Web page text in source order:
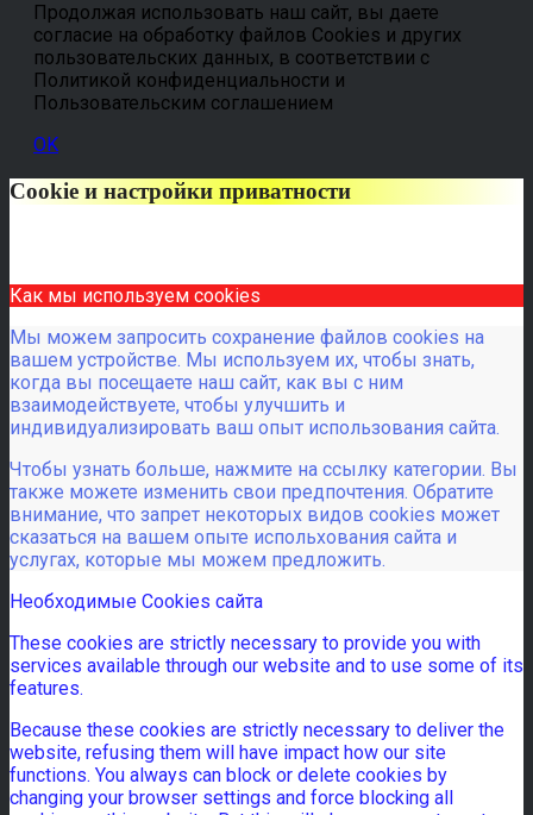
Продолжая использовать наш сайт, вы даете
согласие на обработку файлов Cookies и других
пользовательских данных, в соответствии с
Политикой конфиденциальности и
Пользовательским соглашением
OK
Cookie и настройки приватности
Как мы используем cookies
Мы можем запросить сохранение файлов cookies на
вашем устройстве. Мы используем их, чтобы знать,
когда вы посещаете наш сайт, как вы с ним
взаимодействуете, чтобы улучшить и
индивидуализировать ваш опыт использования сайта.
Чтобы узнать больше, нажмите на ссылку категории. Вы
также можете изменить свои предпочтения. Обратите
внимание, что запрет некоторых видов cookies может
сказаться на вашем опыте испольхования сайта и
услугах, которые мы можем предложить.
Необходимые Cookies сайта
These cookies are strictly necessary to provide you with
services available through our website and to use some of its
features.
Because these cookies are strictly necessary to deliver the
website, refusing them will have impact how our site
functions. You always can block or delete cookies by
changing your browser settings and force blocking all